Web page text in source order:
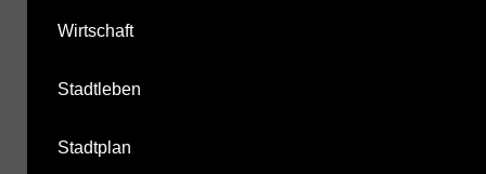
Wirtschaft
Stadtleben
Stadtplan